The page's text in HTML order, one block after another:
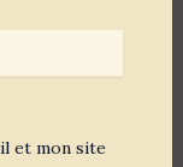
et mon site